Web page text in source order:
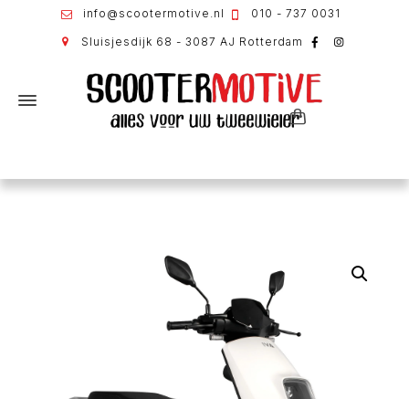
info@scootermotive.nl 010 - 737 0031
Sluisjesdijk 68 - 3087 AJ Rotterdam